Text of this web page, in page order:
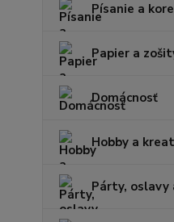
Písanie a
Papier a
Domácnosť
Hobby a
Párty,